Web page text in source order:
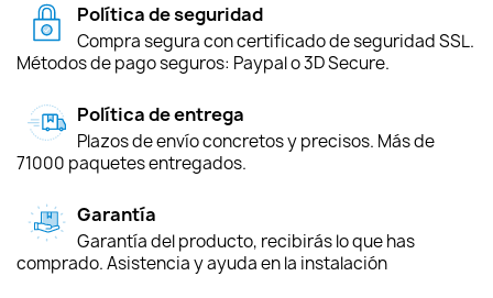
Política de seguridad
Compra segura con certificado de seguridad SSL.
Métodos de pago seguros: Paypal o 3D Secure.
Política de entrega
Plazos de envío concretos y precisos. Más de
71000 paquetes entregados.
Garantía
Garantía del producto, recibirás lo que has
comprado. Asistencia y ayuda en la instalación